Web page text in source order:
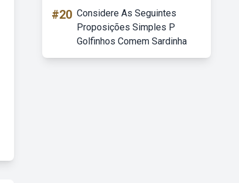
#20 Considere As Seguintes
Proposições Simples P
Golfinhos Comem Sardinha